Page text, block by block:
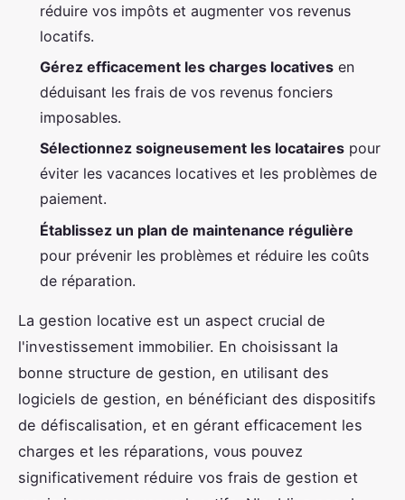
réduire vos impôts et augmenter vos revenus
locatifs.
Gérez efficacement les charges locatives en
déduisant les frais de vos revenus fonciers
imposables.
Sélectionnez soigneusement les locataires pour
éviter les vacances locatives et les problèmes de
paiement.
Établissez un plan de maintenance régulière
pour prévenir les problèmes et réduire les coûts
de réparation.
La gestion locative est un aspect crucial de
l'investissement immobilier. En choisissant la
bonne structure de gestion, en utilisant des
logiciels de gestion, en bénéficiant des dispositifs
de défiscalisation, et en gérant efficacement les
charges et les réparations, vous pouvez
significativement réduire vos frais de gestion et